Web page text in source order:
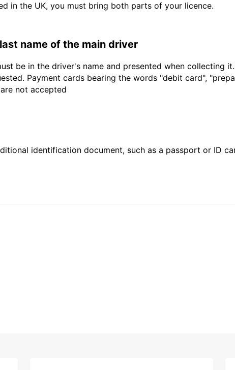
in the UK, you must bring both parts of your licence.
name of the main driver
be in the driver's name and presented when collecting
Payment cards bearing the words "debit card",
not accepted
identification document, such as a passport or ID